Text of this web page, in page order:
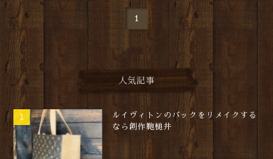
1
人気記事
ルイヴィトンのバックをリメイクする
なら創作鞄槌井